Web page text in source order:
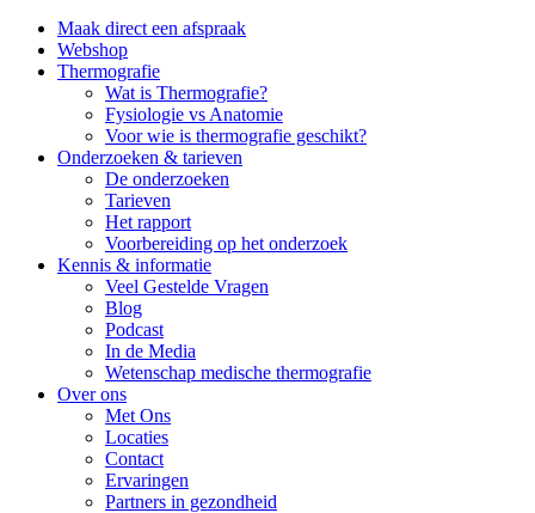
Maak direct een afspraak
Webshop
Thermografie
Wat is Thermografie?
Fysiologie vs Anatomie
Voor wie is thermografie geschikt?
Onderzoeken & tarieven
De onderzoeken
Tarieven
Het rapport
Voorbereiding op het onderzoek
Kennis & informatie
Veel Gestelde Vragen
Blog
Podcast
In de Media
Wetenschap medische thermografie
Over ons
Met Ons
Locaties
Contact
Ervaringen
Partners in gezondheid